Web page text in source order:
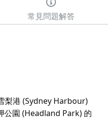
常見問題解答
梨港 (Sydney Harbour)
公園 (Headland Park) 的